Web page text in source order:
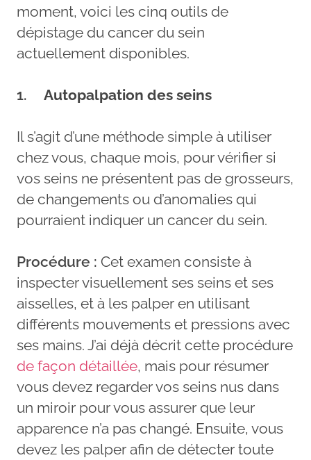
moment, voici les cinq outils de
dépistage du cancer du sein
actuellement disponibles.
1. Autopalpation des seins
Il s’agit d’une méthode simple à utiliser
chez vous, chaque mois, pour vérifier si
vos seins ne présentent pas de grosseurs,
de changements ou d’anomalies qui
pourraient indiquer un cancer du sein.
Procédure : Cet examen consiste à
inspecter visuellement ses seins et ses
aisselles, et à les palper en utilisant
différents mouvements et pressions avec
ses mains. J’ai déjà décrit cette procédure
de façon détaillée, mais pour résumer
vous devez regarder vos seins nus dans
un miroir pour vous assurer que leur
apparence n’a pas changé. Ensuite, vous
devez les palper afin de détecter toute